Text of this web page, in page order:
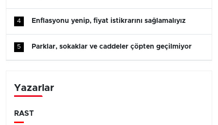
4 Enflasyonu yenip, fiyat istikrarını sağlamalıyız
5 Parklar, sokaklar ve caddeler çöpten geçilmiyor
Yazarlar
RAST